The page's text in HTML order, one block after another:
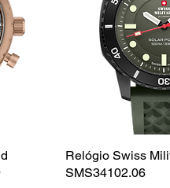
Relógio Swiss
SMS34102.06